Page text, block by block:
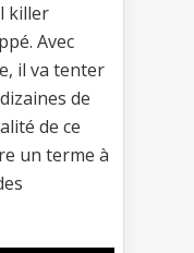
killer
Avec
il va tenter
de
de ce
un terme à